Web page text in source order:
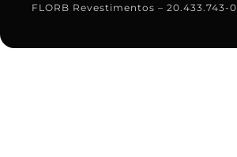
FLORB Revestimentos – 20.433.743-